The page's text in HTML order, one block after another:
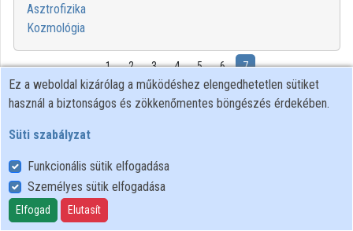
Asztrofizika
Kozmológia
1 2 3 4 5 6 7
00:48:15
ELTE SEK
Ez a weboldal kizárólag a működéshez elengedhetetlen sütiket
használ a biztonságos és zökkenőmentes böngészés érdekében.
Süti szabályzat
Funkcionális sütik elfogadása
Személyes sütik elfogadása
Elfogad Elutasít